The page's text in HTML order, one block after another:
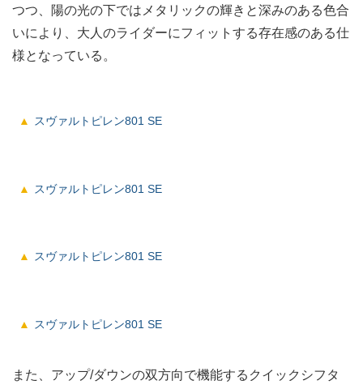
つつ、陽の光の下ではメタリックの輝きと深みのある色合
いにより、大人のライダーにフィットする存在感のある仕
様となっている。
スヴァルトピレン801 SE
スヴァルトピレン801 SE
スヴァルトピレン801 SE
スヴァルトピレン801 SE
また、アップ/ダウンの双方向で機能するクイックシフタ